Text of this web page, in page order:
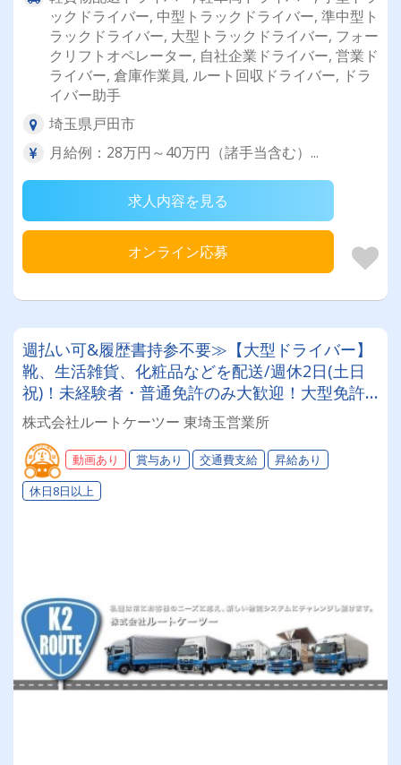
ックドライバー, 中型トラックドライバー, 準中型ト
ラックドライバー, 大型トラックドライバー, フォー
クリフトオペレーター, 自社企業ドライバー, 営業ド
ライバー, 倉庫作業員, ルート回収ドライバー, ドラ
イバー助手
埼玉県戸田市
月給例：28万円～40万円（諸手当含む）...
求人内容を見る
オンライン応募
週払い可&履歴書持参不要≫【大型ドライバー】
靴、生活雑貨、化粧品などを配送/週休2日(土日
祝)！未経験者・普通免許のみ大歓迎！大型免許
取得時は50%費用補助制度も有★インセン・賞
与・勤続給・子ども手当など待遇充実
株式会社ルートケーツー 東埼玉営業所
動画あり 賞与あり 交通費支給
昇給あり
休日8日以上